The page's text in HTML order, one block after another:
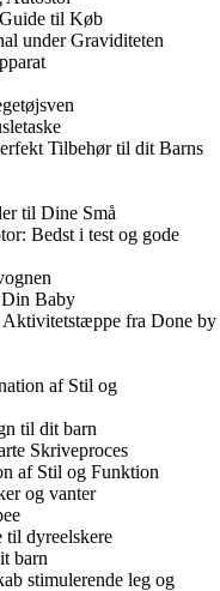
til Køb
under Graviditeten
Tilbehør til dit Barns
til Dine Små
Bedst i test og gode
Baby
fra Done by
af Stil og
til dit barn
Skriveproces
af Stil og Funktion
og vanter
til dyreelskere
barn
stimulerende leg og